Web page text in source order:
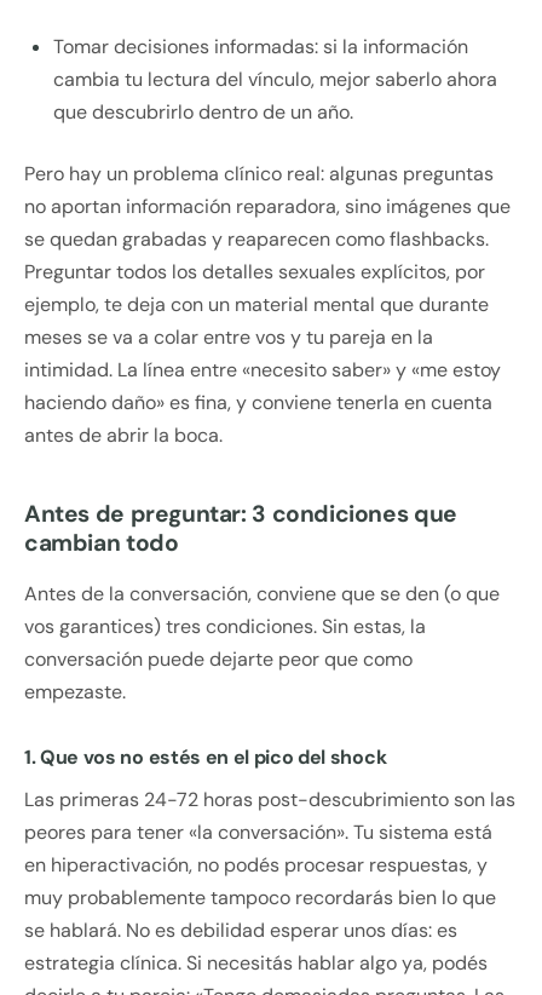
Tomar decisiones informadas: si la información
cambia tu lectura del vínculo, mejor saberlo ahora
que descubrirlo dentro de un año.
Pero hay un problema clínico real: algunas preguntas
no aportan información reparadora, sino imágenes que
se quedan grabadas y reaparecen como flashbacks.
Preguntar todos los detalles sexuales explícitos, por
ejemplo, te deja con un material mental que durante
meses se va a colar entre vos y tu pareja en la
intimidad. La línea entre «necesito saber» y «me estoy
haciendo daño» es fina, y conviene tenerla en cuenta
antes de abrir la boca.
Antes de preguntar: 3 condiciones que
cambian todo
Antes de la conversación, conviene que se den (o que
vos garantices) tres condiciones. Sin estas, la
conversación puede dejarte peor que como
empezaste.
1. Que vos no estés en el pico del shock
Las primeras 24-72 horas post-descubrimiento son las
peores para tener «la conversación». Tu sistema está
en hiperactivación, no podés procesar respuestas, y
muy probablemente tampoco recordarás bien lo que
se hablará. No es debilidad esperar unos días: es
estrategia clínica. Si necesitás hablar algo ya, podés